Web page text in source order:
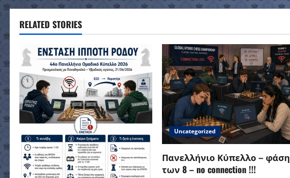
t
n
a
v
i
g
a
t
RELATED STORIES
Uncategorized
Πανελλήνιο Κύπελλο – φάση
των 8 – no connection !!!